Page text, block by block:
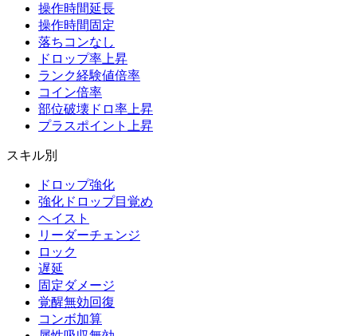
操作時間延長
操作時間固定
落ちコンなし
ドロップ率上昇
ランク経験値倍率
コイン倍率
部位破壊ドロ率上昇
プラスポイント上昇
スキル別
ドロップ強化
強化ドロップ目覚め
ヘイスト
リーダーチェンジ
ロック
遅延
固定ダメージ
覚醒無効回復
コンボ加算